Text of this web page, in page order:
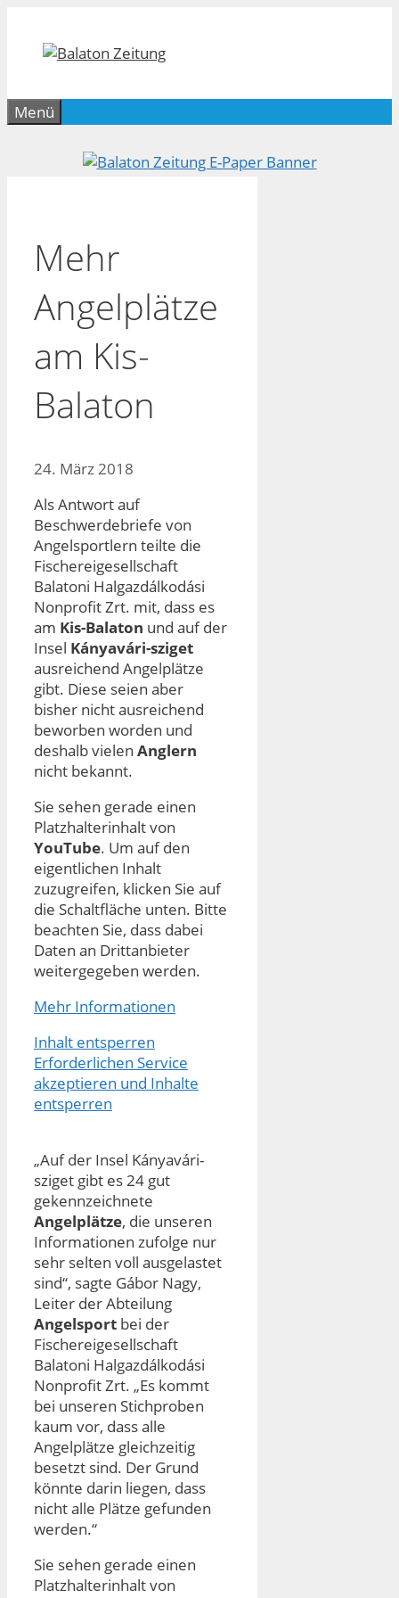
springen
Menü
Mehr
Angelplätze
am Kis-
Balaton
24. März 2018
Als Antwort auf
Beschwerdebriefe von
Angelsportlern teilte die
Fischereigesellschaft
Balatoni Halgazdálkodási
Nonprofit Zrt. mit, dass es
am Kis-Balaton und auf der
Insel Kányavári-sziget
ausreichend Angelplätze
gibt. Diese seien aber
bisher nicht ausreichend
beworben worden und
deshalb vielen Anglern
nicht bekannt.
Sie sehen gerade einen
Platzhalterinhalt von
YouTube. Um auf den
eigentlichen Inhalt
zuzugreifen, klicken Sie auf
die Schaltfläche unten. Bitte
beachten Sie, dass dabei
Daten an Drittanbieter
weitergegeben werden.
Mehr Informationen
Inhalt entsperren
Erforderlichen Service
akzeptieren und Inhalte
entsperren
„Auf der Insel Kányavári-
sziget gibt es 24 gut
gekennzeichnete
Angelplätze, die unseren
Informationen zufolge nur
sehr selten voll ausgelastet
sind“, sagte Gábor Nagy,
Leiter der Abteilung
Angelsport bei der
Fischereigesellschaft
Balatoni Halgazdálkodási
Nonprofit Zrt. „Es kommt
bei unseren Stichproben
kaum vor, dass alle
Angelplätze gleichzeitig
besetzt sind. Der Grund
könnte darin liegen, dass
nicht alle Plätze gefunden
werden.“
Sie sehen gerade einen
Platzhalterinhalt von